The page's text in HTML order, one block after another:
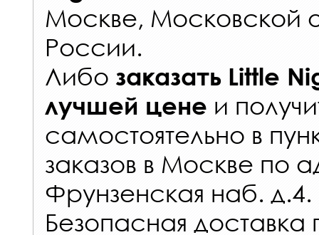
Москве, Московской
России.
Либо заказать Little
лучшей цене и
самостоятельно в
заказов в Москве по
Фрунзенская наб. д.4.
Безопасная